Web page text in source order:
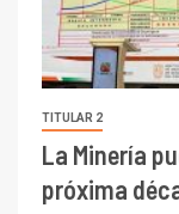
TITULAR 2
La Minería
próxima